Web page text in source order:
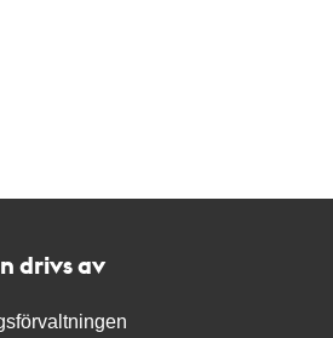
drivs av